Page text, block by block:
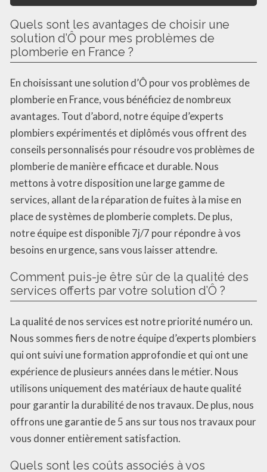
Quels sont les avantages de choisir une
solution d’Ô pour mes problèmes de
plomberie en France ?
En choisissant une solution d’Ô pour vos problèmes de
plomberie en France, vous bénéficiez de nombreux
avantages. Tout d’abord, notre équipe d’experts
plombiers expérimentés et diplômés vous offrent des
conseils personnalisés pour résoudre vos problèmes de
plomberie de manière efficace et durable. Nous
mettons à votre disposition une large gamme de
services, allant de la réparation de fuites à la mise en
place de systèmes de plomberie complets. De plus,
notre équipe est disponible 7j/7 pour répondre à vos
besoins en urgence, sans vous laisser attendre.
Comment puis-je être sûr de la qualité des
services offerts par votre solution d’Ô ?
La qualité de nos services est notre priorité numéro un.
Nous sommes fiers de notre équipe d’experts plombiers
qui ont suivi une formation approfondie et qui ont une
expérience de plusieurs années dans le métier. Nous
utilisons uniquement des matériaux de haute qualité
pour garantir la durabilité de nos travaux. De plus, nous
offrons une garantie de 5 ans sur tous nos travaux pour
vous donner entièrement satisfaction.
Quels sont les coûts associés à vos